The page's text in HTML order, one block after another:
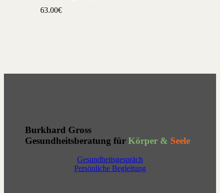
63.00€
Burkhard Gross
Gesundheitsberatung fürKörper & Seele
Gesundheitsgespräch
Persönliche Begleitung